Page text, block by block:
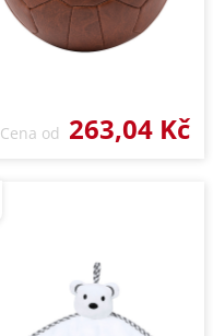
Cena od 263,04 Kč